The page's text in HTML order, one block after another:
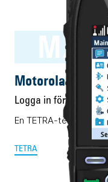
Motorola
Logga in för pris
En TETRA-terminal för
TETRA